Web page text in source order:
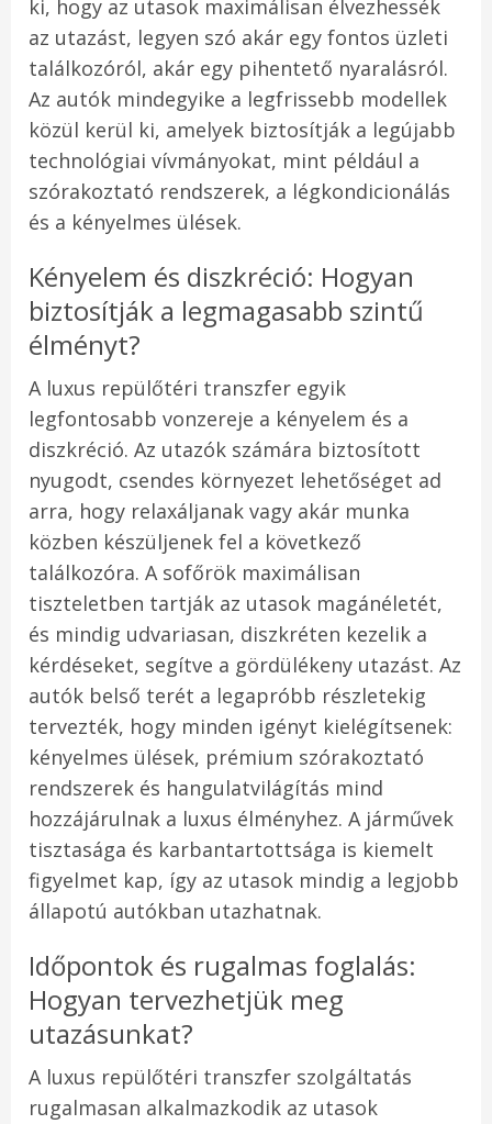
ki, hogy az utasok maximálisan élvezhessék
az utazást, legyen szó akár egy fontos üzleti
találkozóról, akár egy pihentető nyaralásról.
Az autók mindegyike a legfrissebb modellek
közül kerül ki, amelyek biztosítják a legújabb
technológiai vívmányokat, mint például a
szórakoztató rendszerek, a légkondicionálás
és a kényelmes ülések.
Kényelem és diszkréció: Hogyan
biztosítják a legmagasabb szintű
élményt?
A luxus repülőtéri transzfer egyik
legfontosabb vonzereje a kényelem és a
diszkréció. Az utazók számára biztosított
nyugodt, csendes környezet lehetőséget ad
arra, hogy relaxáljanak vagy akár munka
közben készüljenek fel a következő
találkozóra. A sofőrök maximálisan
tiszteletben tartják az utasok magánéletét,
és mindig udvariasan, diszkréten kezelik a
kérdéseket, segítve a gördülékeny utazást. Az
autók belső terét a legapróbb részletekig
tervezték, hogy minden igényt kielégítsenek:
kényelmes ülések, prémium szórakoztató
rendszerek és hangulatvilágítás mind
hozzájárulnak a luxus élményhez. A járművek
tisztasága és karbantartottsága is kiemelt
figyelmet kap, így az utasok mindig a legjobb
állapotú autókban utazhatnak.
Időpontok és rugalmas foglalás:
Hogyan tervezhetjük meg
utazásunkat?
A luxus repülőtéri transzfer szolgáltatás
rugalmasan alkalmazkodik az utasok